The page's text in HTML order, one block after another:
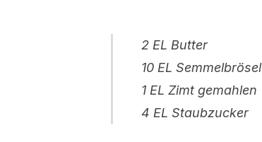
2 EL Butter
10 EL Semmelbrösel
1 EL Zimt gemahlen
4 EL Staubzucker